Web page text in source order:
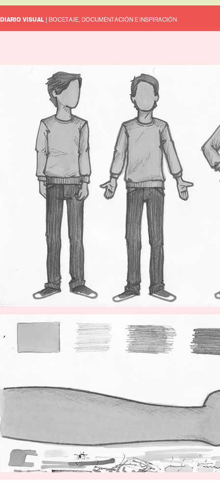
DIARIO VISUAL | BOCETAJE, DOCUMENTACIÓN E INSPIRACIÓN